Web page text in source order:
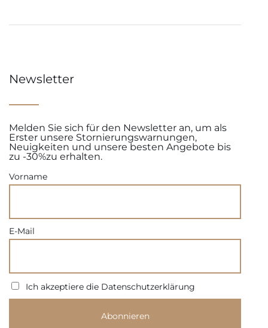
Newsletter
Melden Sie sich für den Newsletter an, um als
Erster unsere Stornierungswarnungen,
Neuigkeiten und unsere besten Angebote bis
zu -30%zu erhalten.
Vorname
E-Mail
Ich akzeptiere die Datenschutzerklärung